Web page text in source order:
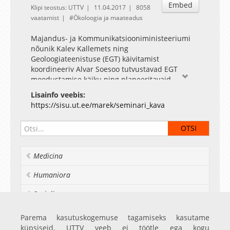
Embed
Klipi teostus: UTTV 11.04.2017
8058
vaatamist
Ökoloogia ja maateadus
Majandus- ja Kommunikatsiooniministeeriumi
nõunik Kalev Kallemets ning
Geoloogiateenistuse (EGT) käivitamist
koordineeriv Alvar Soesoo tutvustavad EGT
moodustamise käiku ning planeeritavaid
tegevusi seoses teenistuse moodustamisega
2017. aastal.
Geoloogiateenistuse eesmärkide teostumiseks
on oluline tõhus ja avatud koostöö ülikoolidega,
sellega seoses palutakse kõigil aktiivselt kaasa
EGT edukama alguse nimel.
Lisainfo veebis:
https://sisu.ut.ee/marek/seminari_kava
Medicina
Humaniora
Socialia
Realia et naturalia
Parema kasutuskogemuse tagamiseks kasutame
küpsiseid. UTTV veeb ei töötle ega kogu